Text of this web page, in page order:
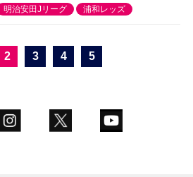
明治安田Jリーグ 浦和レッズ
2 3 4 5